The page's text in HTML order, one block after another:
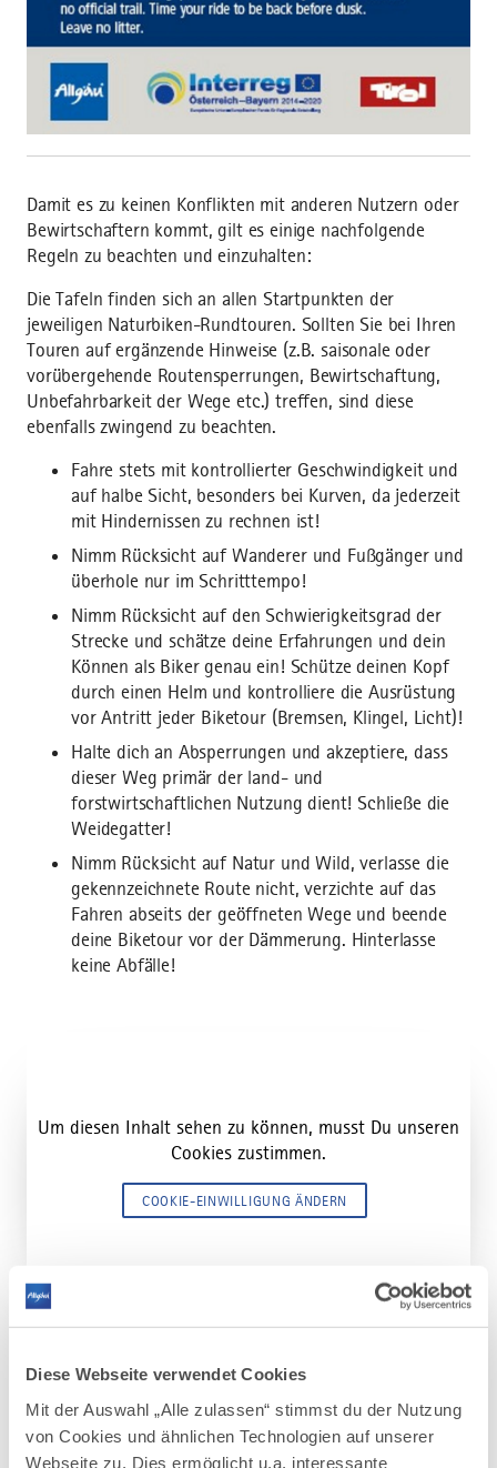
Diese Webseite verwendet Cookies
Mit der Auswahl „Alle zulassen“ stimmst du der Nutzung
von Cookies und ähnlichen Technologien auf unserer
Webseite zu. Dies ermöglicht u.a. interessante
Damit es zu keinen Konflikten mit anderen Nutzern oder
Bewirtschaftern kommt, gilt es einige nachfolgende
Regeln zu beachten und einzuhalten:
Die Tafeln finden sich an allen Startpunkten der
jeweiligen Naturbiken-Rundtouren. Sollten Sie bei Ihren
Touren auf ergänzende Hinweise (z.B. saisonale oder
vorübergehende Routensperrungen, Bewirtschaftung,
Unbefahrbarkeit der Wege etc.) treffen, sind diese
ebenfalls zwingend zu beachten.
Fahre stets mit kontrollierter Geschwindigkeit und
auf halbe Sicht, besonders bei Kurven, da jederzeit
mit Hindernissen zu rechnen ist!
Nimm Rücksicht auf Wanderer und Fußgänger und
überhole nur im Schritttempo!
Nimm Rücksicht auf den Schwierigkeitsgrad der
Strecke und schätze deine Erfahrungen und dein
Können als Biker genau ein! Schütze deinen Kopf
durch einen Helm und kontrolliere die Ausrüstung
vor Antritt jeder Biketour (Bremsen, Klingel, Licht)!
Halte dich an Absperrungen und akzeptiere, dass
dieser Weg primär der land- und
forstwirtschaftlichen Nutzung dient! Schließe die
Weidegatter!
Nimm Rücksicht auf Natur und Wild, verlasse die
gekennzeichnete Route nicht, verzichte auf das
Fahren abseits der geöffneten Wege und beende
deine Biketour vor der Dämmerung. Hinterlasse
keine Abfälle!
Um diesen Inhalt sehen zu können, musst Du unseren
Cookies zustimmen.
COOKIE-EINWILLIGUNG ÄNDERN
TIPPS!
Mountainbike unterwegs. Mit und ohne E-Motor. Dabei
treffen wir oft auf andere: Wanderer aber auch auf